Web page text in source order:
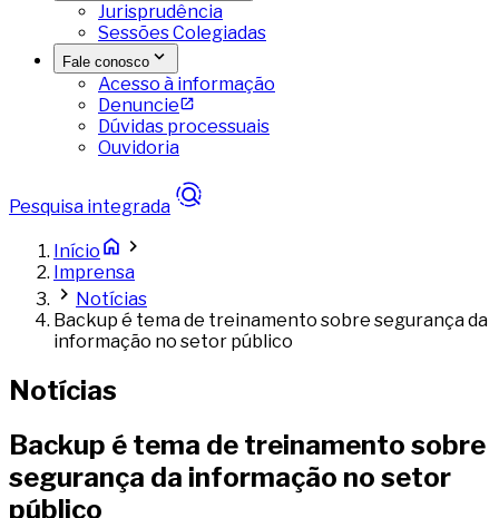
Jurisprudência
Sessões Colegiadas
Fale conosco
Acesso à informação
Denuncie
Dúvidas processuais
Ouvidoria
Pesquisa integrada
Início
Imprensa
Notícias
Backup é tema de treinamento sobre segurança da
informação no setor público
Notícias
Backup é tema de treinamento sobre
segurança da informação no setor
público